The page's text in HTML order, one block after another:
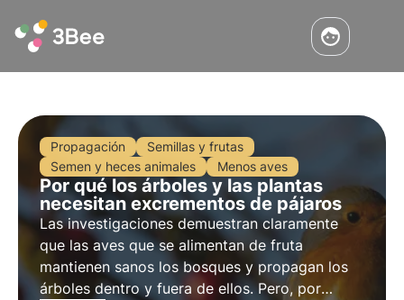
Propagación
Semillas y frutas
Semen y heces animales
Menos aves
Por qué los árboles y las plantas
necesitan excrementos de pájaros
Las investigaciones demuestran claramente
que las aves que se alimentan de fruta
mantienen sanos los bosques y propagan los
árboles dentro y fuera de ellos. Pero, por